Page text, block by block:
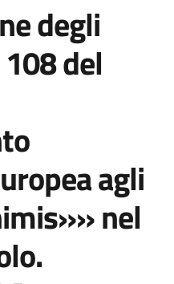
degli
del
agli
nel